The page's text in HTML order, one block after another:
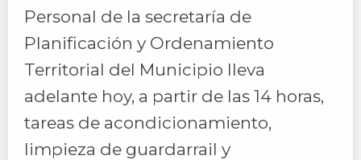
Personal de la secretaría de
Planificación y Ordenamiento
Territorial del Municipio lleva
adelante hoy, a partir de las 14 horas,
tareas de acondicionamiento,
limpieza de guardarrail y